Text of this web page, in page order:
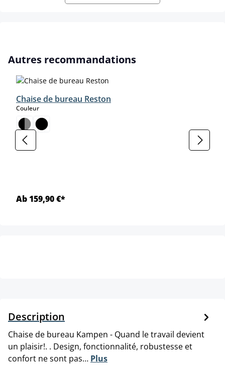
Ignorer la galerie de produits
Autres recommandations
Chaise de bureau Reston
Couleurselect
Ab 159,90 €*
Description
Chaise de bureau Kampen - Quand le travail devient
un plaisir!. . Design, fonctionnalité, robustesse et
confort ne sont pas… Plus